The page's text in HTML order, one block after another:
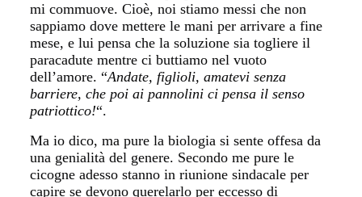
mi commuove. Cioè, noi stiamo messi che non
sappiamo dove mettere le mani per arrivare a fine
mese, e lui pensa che la soluzione sia togliere il
paracadute mentre ci buttiamo nel vuoto
dell’amore.“Andate, figlioli, amatevi senza
barriere, che poi ai pannolini ci pensa il senso
patriottico!“.
Ma io dico, ma pure la biologia si sente offesa da
una genialità del genere. Secondo me pure le
cicogne adesso stanno in riunione sindacale per
capire se devono querelarlo per eccesso di